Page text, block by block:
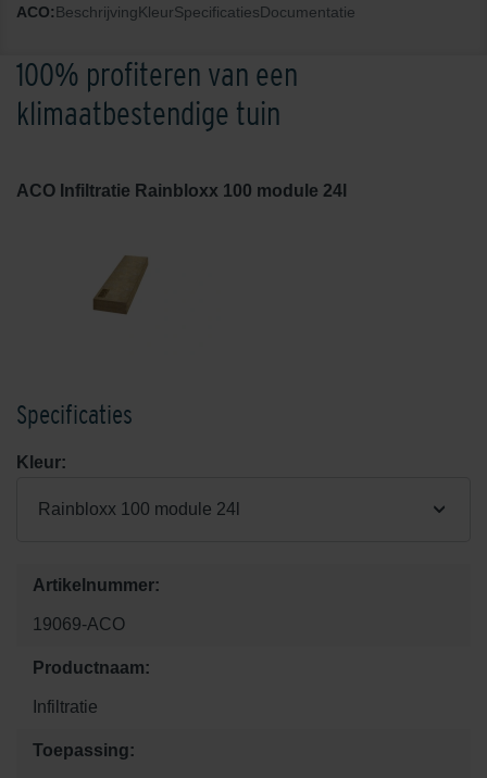
ACO:BeschrijvingKleurSpecificatiesDocumentatie
100% profiteren van een
klimaatbestendige tuin
ACO Infiltratie Rainbloxx 100 module 24l
Specificaties
Kleur:
Rainbloxx 100 module 24l
Artikelnummer:
19069-ACO
Productnaam:
Infiltratie
Toepassing: